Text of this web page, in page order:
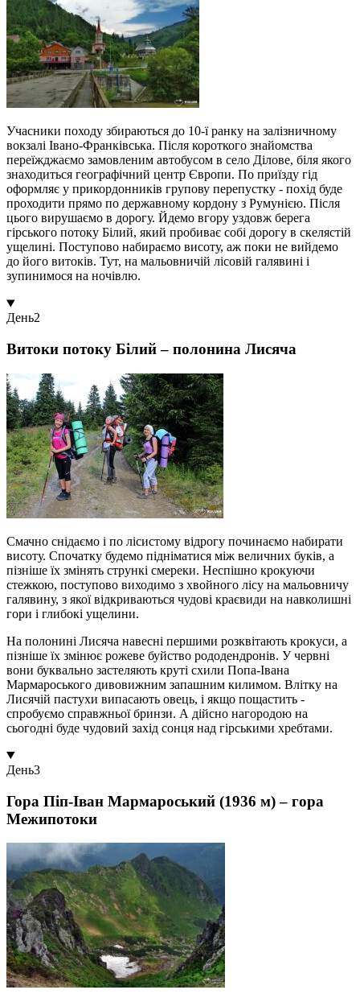
Учасники походу збираються до 10-ї ранку на залізничному
вокзалі Івано-Франківська. Після короткого знайомства
переїжджаємо замовленим автобусом в село Ділове, біля якого
знаходиться географічний центр Європи. По приїзду гід
оформляє у прикордонників групову перепустку - похід буде
проходити прямо по державному кордону з Румунією. Після
цього вирушаємо в дорогу. Йдемо вгору уздовж берега
гірського потоку Білий, який пробиває собі дорогу в скелястій
ущелині. Поступово набираємо висоту, аж поки не вийдемо
до його витоків. Тут, на мальовничій лісовій галявині і
зупинимося на ночівлю.
День2
Витоки потоку Білий – полонина Лисяча
Смачно снідаємо і по лісистому відрогу починаємо набирати
висоту. Спочатку будемо підніматися між величних буків, а
пізніше їх змінять стрункі смереки. Неспішно крокуючи
стежкою, поступово виходимо з хвойного лісу на мальовничу
галявину, з якої відкриваються чудові краєвиди на навколишні
гори і глибокі ущелини.
На полонині Лисяча навесні першими розквітають крокуси, а
пізніше їх змінює рожеве буйство рододендронів. У червні
вони буквально застеляють круті схили Попа-Івана
Мармароського дивовижним запашним килимом. Влітку на
Лисячій пастухи випасають овець, і якщо пощастить -
спробуємо справжньої бринзи. А дійсно нагородою на
сьогодні буде чудовий захід сонця над гірськими хребтами.
День3
Гора Піп-Іван Мармароський (1936 м) – гора
Межипотоки